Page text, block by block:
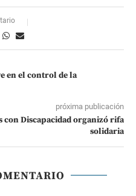
en el control de la
próxima publicación
con Discapacidad organizó rifa
solidaria